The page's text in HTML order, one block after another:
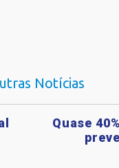
Notícias
Quase